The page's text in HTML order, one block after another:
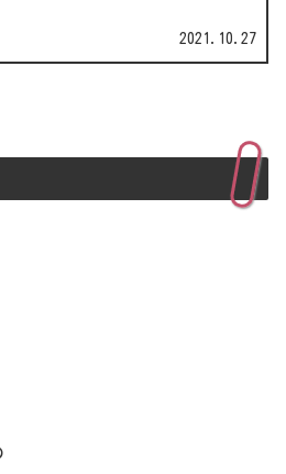
2021.10.27